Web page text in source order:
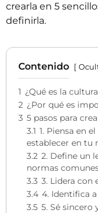
crearla en 5
definirla.
Contenido
1 ¿Qué es la
2 ¿Por qué es
3 5 pasos para
3.1 1. Piensa en
establecer en tu
3.2 2. Define un
normas
3.3 3. Lidera con
3.4 4. Identifica
3.5 5. Sé sincero